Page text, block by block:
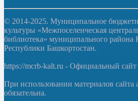
© 2014-2025. Муниципальное
культуры «Межпоселенческая
библиотека» муниципального района
Республики Башкортостан.
https://mcrb-kalt.ru - Официальный сайт
При использовании материалов сайта
обязательна.